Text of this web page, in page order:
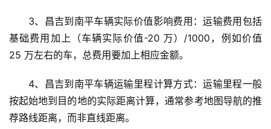
3、昌吉到南平车辆实际价值影响费用：运输费用包括
基础费用加上（车辆实际价值-20 万）/1000，例如价值
25 万左右的车，总费用要加上相应金额。
4、昌吉到南平车辆运输里程计算方式：运输里程一般
按起始地到目的地的实际距离计算，通常参考地图导航的推
荐路线距离，而非直线距离。